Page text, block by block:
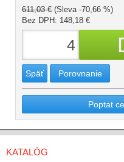
611,03 € (Sleva -70,66 %)
Bez DPH: 148,18 €
Späť Porovnanie
Poptat
KATALÓG